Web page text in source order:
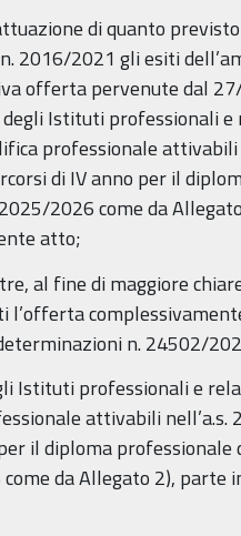
di quanto
2016/2021 gli esiti
offerta pervenute dal
degli Istituti professionali
professionale attivabili
di IV anno per il
2026 come da
atto;
al fine di maggiore
l’offerta
n. 24502/
Istituti professionali e
attivabili
il diploma
come da Allegato 2),